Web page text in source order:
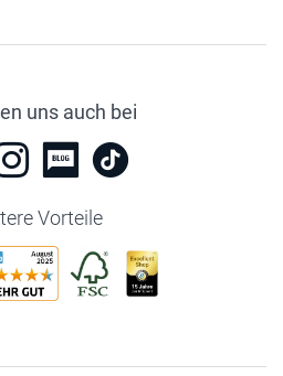
uns auch bei
Vorteile